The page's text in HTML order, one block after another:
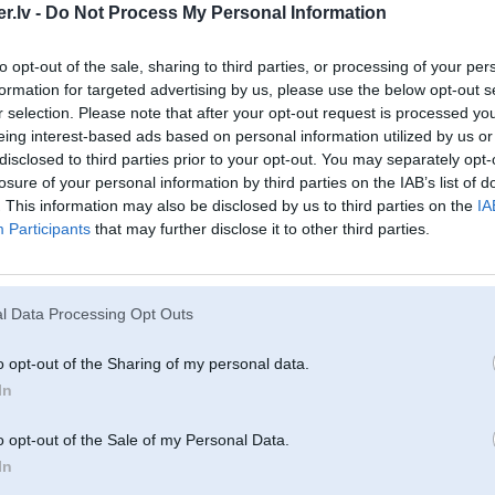
- Do Not Process My Personal Information
opt-out of the sale, sharing to third parties, or processing of your
for targeted advertising by us, please use the below opt-out
selection. Please note that after your opt-out request is processed
interest-based ads based on personal information utilized by us
to third parties prior to your opt-out. You may separately
of your personal information by third parties on the IAB’s list of
This information may also be disclosed by us to third parties on the
Participants that may further disclose it to other third parties.
Data Processing Opt Outs
opt-out of the Sharing of my personal data.
opt-out of the Sale of my Personal Data.
B58, Audi 200
344K V8,
V8 4.2
http://www.kaross-chip.lv
http://www.chiptuner.lv
DPF filtri un to problēmas
11. Dec 2017, 22:18
Tik daudz jau es saprotu